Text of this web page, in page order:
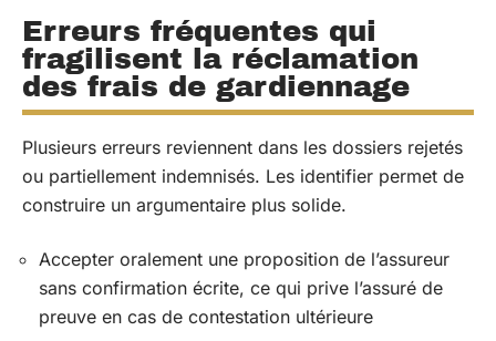
Erreurs fréquentes qui
fragilisent la réclamation
des frais de gardiennage
Plusieurs erreurs reviennent dans les dossiers rejetés
ou partiellement indemnisés. Les identifier permet de
construire un argumentaire plus solide.
Accepter oralement une proposition de l’assureur
sans confirmation écrite, ce qui prive l’assuré de
preuve en cas de contestation ultérieure